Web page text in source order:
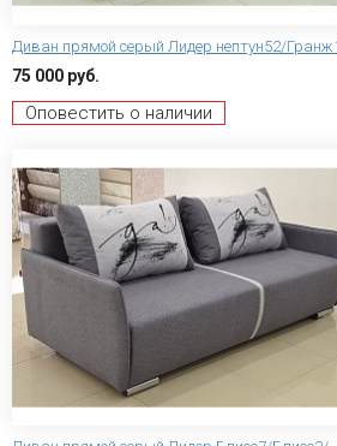
Диван прямой серый Лидер нептун52/
75 000 руб.
Оповестить о наличии